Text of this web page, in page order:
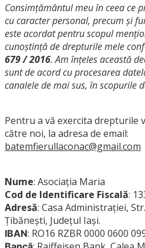
Consimțământul meu în ceea ce
cu caracter personal, precum și
este acordat pentru scopul
cunoștință de drepturile mele
679 / 2016. Am înțeles această
sunt de acord cu procesarea
canalele de mai sus, în scopurile
Pentru a vă exercita drepturile
către noi, la adresa de email:
batemfierullaconac@gmail.com
Nume: Asociația Maria
Cod de Identificare Fiscală:
Adresă: Casa Administrației,
Țibănești, Județul Iași.
IBAN: RO16 RZBR 0000 0600